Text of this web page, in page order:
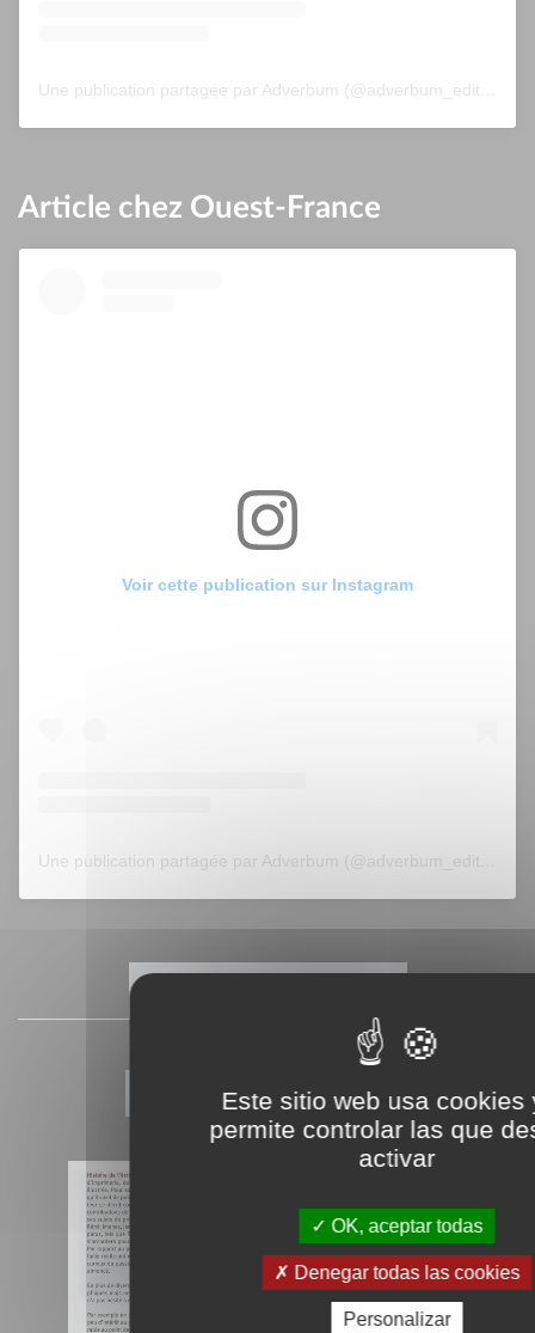
Article chez Ouest-France
Voir cette publication sur Instagram
2 3 4 5 6 ... »
Este sitio web usa cookies
permite controlar las que
activar
OK, aceptar todas
Denegar todas las cookies
Personalizar